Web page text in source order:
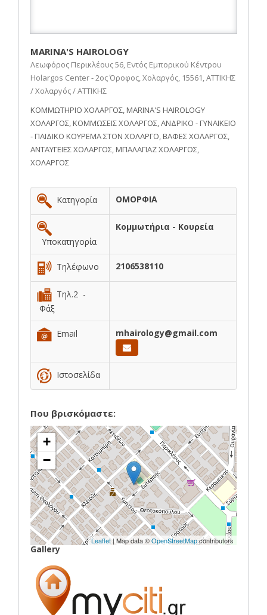
MARINA'S HAIROLOGY
Λεωφόρος Περικλέους 56, Εντός Εμπορικού Κέντρου
Holargos Center - 2ος Όροφος, Χολαργός, 15561, ΑΤΤΙΚΗΣ
/ Χολαργός / ΑΤΤΙΚΗΣ
ΚΟΜΜΩΤΗΡΙΟ ΧΟΛΑΡΓΟΣ, MARINA'S HAIROLOGY
ΧΟΛΑΡΓΟΣ, ΚΟΜΜΩΣΕΙΣ ΧΟΛΑΡΓΟΣ, ΑΝΔΡΙΚΟ - ΓΥΝΑΙΚΕΙΟ
- ΠΑΙΔΙΚΟ ΚΟΥΡΕΜΑ ΣΤΟΝ ΧΟΛΑΡΓΟ, ΒΑΦΕΣ ΧΟΛΑΡΓΟΣ,
ΑΝΤΑΥΓΕΙΕΣ ΧΟΛΑΡΓΟΣ, ΜΠΑΛΑΓΙΑΖ ΧΟΛΑΡΓΟΣ,
ΧΟΛΑΡΓΟΣ
Κατηγορία ΟΜΟΡΦΙΑ
Υποκατηγορία
Κομμωτήρια - Κουρεία
Τηλέφωνο 2106538110
Τηλ.2 -
Φάξ
Email mhairology@gmail.com
Ιστοσελίδα
Που βρισκόμαστε:
+
−
Leaflet| Map data ©OpenStreetMapcontributors
Gallery